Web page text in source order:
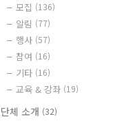
모집 (136)
알림 (77)
행사 (57)
참여 (16)
기타 (16)
교육 & 강좌 (19)
단체 소개 (32)